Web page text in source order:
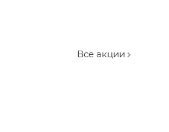
Все акции